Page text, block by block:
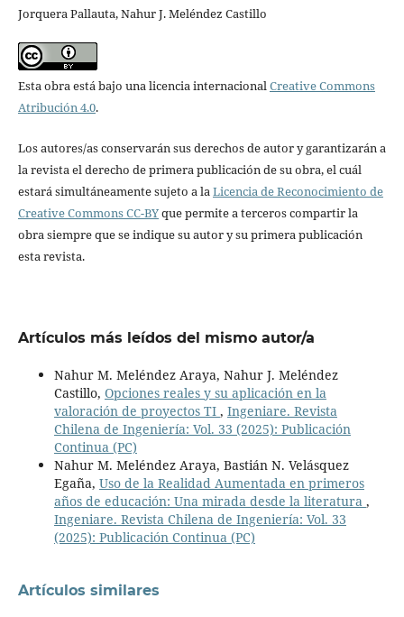
Jorquera Pallauta, Nahur J. Meléndez Castillo
Esta obra está bajo una licencia internacionalCreative Commons
Atribución 4.0.
Los autores/as conservarán sus derechos de autor y garantizarán a
la revista el derecho de primera publicación de su obra, el cuál
estará simultáneamente sujeto a la Licencia de Reconocimiento de
Creative Commons CC-BYque permite a terceros compartir la
obra siempre que se indique su autor y su primera publicación
esta revista.
Artículos más leídos del mismo autor/a
Nahur M. Meléndez Araya, Nahur J. Meléndez
Castillo, Opciones reales y su aplicación en la
valoración de proyectos TI , Ingeniare. Revista
Chilena de Ingeniería: Vol. 33 (2025): Publicación
Continua (PC)
Nahur M. Meléndez Araya, Bastián N. Velásquez
Egaña, Uso de la Realidad Aumentada en primeros
años de educación: Una mirada desde la literatura ,
Ingeniare. Revista Chilena de Ingeniería: Vol. 33
(2025): Publicación Continua (PC)
Artículos similares